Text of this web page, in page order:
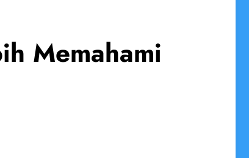
Memahami